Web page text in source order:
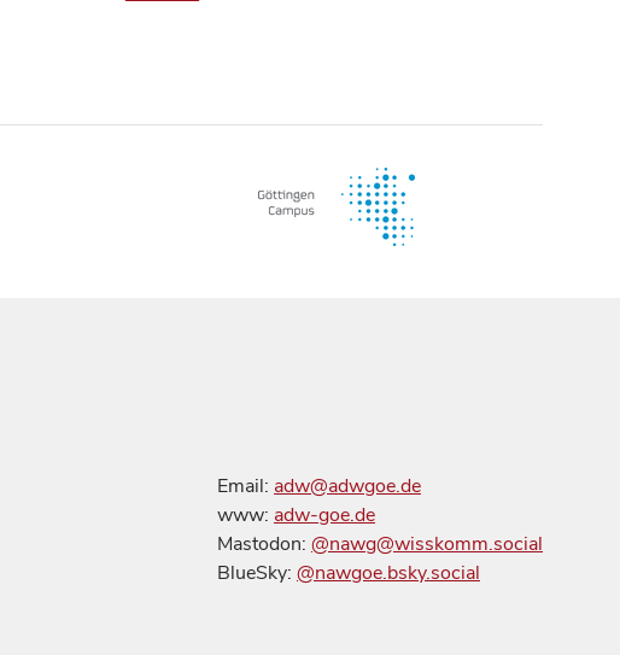
Email: adw@adwgoe.de
www: adw-goe.de
Mastodon: @nawg@wisskomm.social
BlueSky: @nawgoe.bsky.social